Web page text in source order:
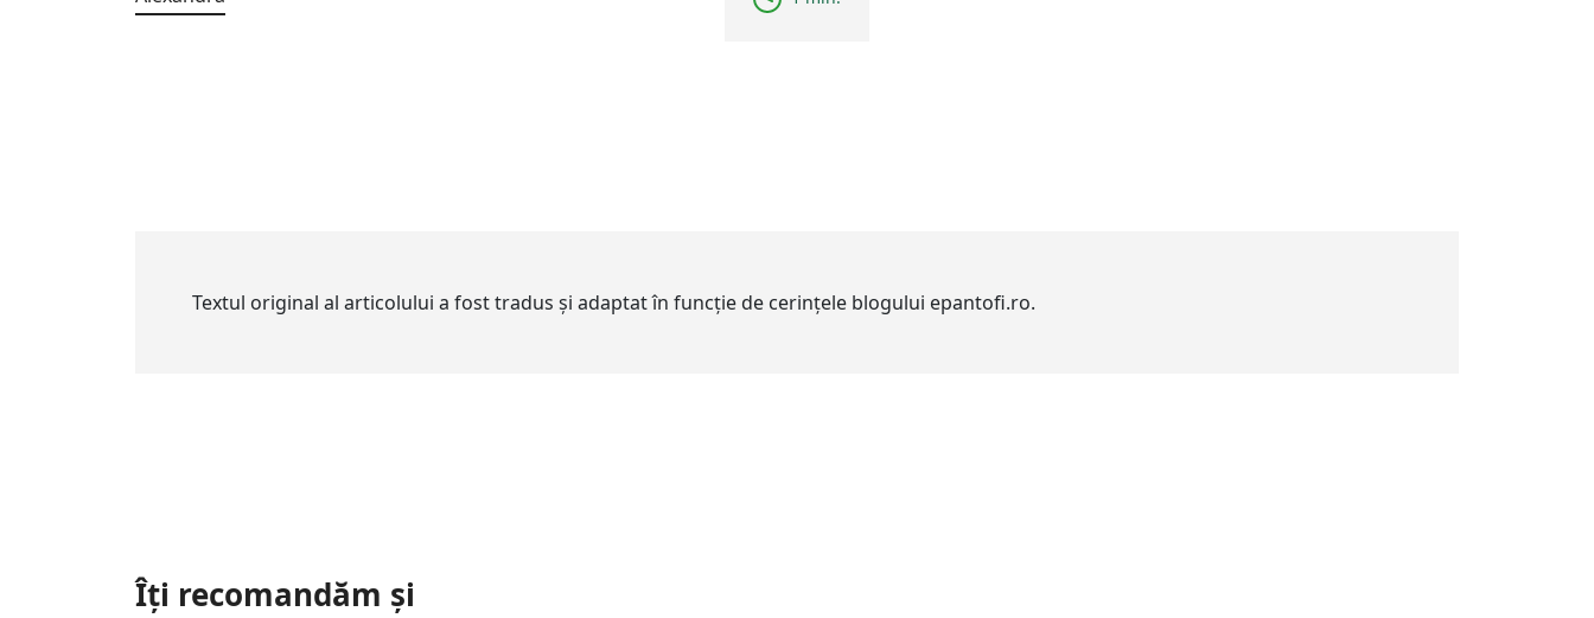
Textul original al articolului a fost tradus și adaptat în funcție de cerințele blogului epantofi.ro.
Îți recomandăm și